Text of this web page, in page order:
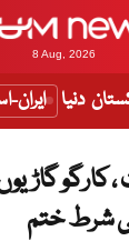
8 Aug, 2026
دنیا
، کارگو
شرط ختم